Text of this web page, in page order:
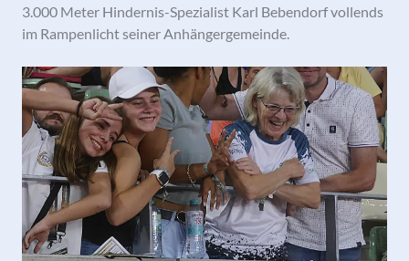
3.000 Meter Hindernis-Spezialist Karl Bebendorf vollends
im Rampenlicht seiner Anhängergemeinde.